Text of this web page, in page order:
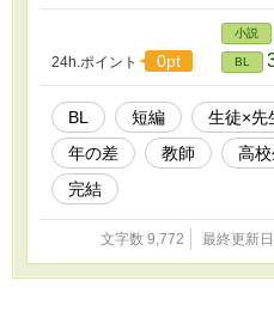
24h.ポイント 0pt
小説
BL
BL 短編 生徒×先
年の差
教師 高校
完結
文字数 9,772 最終更新